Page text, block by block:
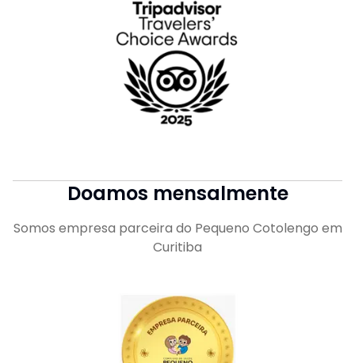
Doamos mensalmente
Somos empresa parceira do Pequeno Cotolengo em
Curitiba